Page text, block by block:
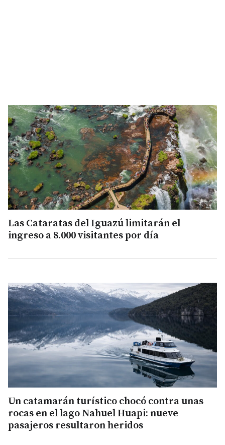
Las Cataratas del Iguazú limitarán el
ingreso a 8.000 visitantes por día
Un catamarán turístico chocó contra unas
rocas en el lago Nahuel Huapi: nueve
pasajeros resultaron heridos